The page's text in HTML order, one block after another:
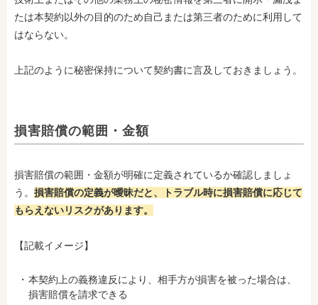
たは本契約以外の目的のため自己または第三者のために利用して
はならない。
上記のように秘密保持について契約書に言及しておきましょう。
損害賠償の範囲・金額
損害賠償の範囲・金額が明確に定義されているか確認しましょ
う。 損害賠償の定義が曖昧だと、トラブル時に損害賠償に応じて
もらえないリスクがあります。
【記載イメージ】
本契約上の義務違反により、相手方が損害を被った場合は、
損害賠償を請求できる